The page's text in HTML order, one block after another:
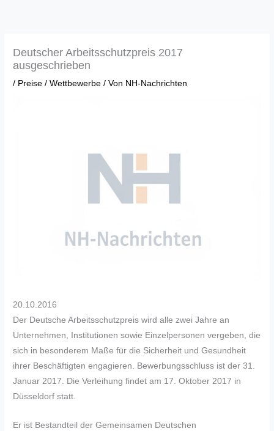
Deutscher Arbeitsschutzpreis 2017
ausgeschrieben
/ Preise / Wettbewerbe / Von NH-Nachrichten
20.10.2016
Der Deutsche Arbeitsschutzpreis wird alle zwei Jahre an
Unternehmen, Institutionen sowie Einzelpersonen vergeben, die
sich in besonderem Maße für die Sicherheit und Gesundheit
ihrer Beschäftigten engagieren. Bewerbungsschluss ist der 31.
Januar 2017. Die Verleihung findet am 17. Oktober 2017 in
Düsseldorf statt.
Er ist Bestandteil der Gemeinsamen Deutschen